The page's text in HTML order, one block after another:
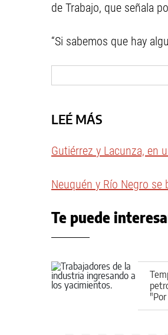
de Trabajo, que señala
“Si sabemos que hay
LEÉ MÁS
Gutiérrez y Lacunza, en
Neuquén y Río Negro se
Te puede